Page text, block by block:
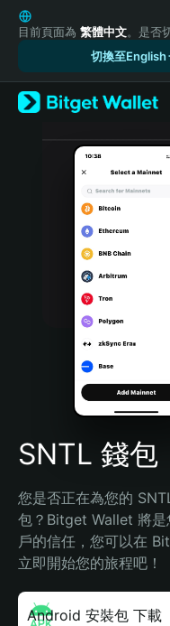
English
日本語
Русский
Español (Latinoamérica)
Türkçe
Português (Portugal)
Bahasa Indonesia
Português (Brasil)
Español (Argentina)
目前頁面為 繁體中文。是否
切換至English
SNTL 錢包
您是否正在為您的
包？Bitget Wallet 將
戶的信任，您可以在
立即開始您的旅程吧！
Android 安裝包 下載